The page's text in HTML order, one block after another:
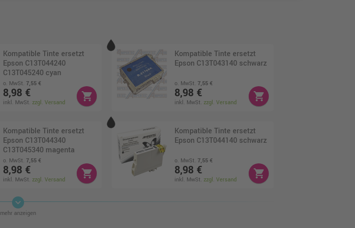
Kompatible Tinte ersetzt
Epson C13T044240
C13T045240 cyan
o. MwSt. 7,55 €
8,98 €
inkl. MwSt. zzgl. Versand
shopping_cart
Kompatible Tinte ersetzt
Epson C13T043140 schwarz
o. MwSt.7,55 €
8,98 €
inkl. MwSt.zzgl. Versand
shopping_cart
Kompatible Tinte ersetzt
Epson C13T044340
C13T045340 magenta
o. MwSt. 7,55 €
8,98 €
inkl. MwSt. zzgl. Versand
shopping_cart
Kompatible Tinte ersetzt
Epson C13T044140 schwarz
o. MwSt.7,55 €
8,98 €
inkl. MwSt.zzgl. Versand
shopping_cart
keyboard_arrow_down
mehr anzeigen